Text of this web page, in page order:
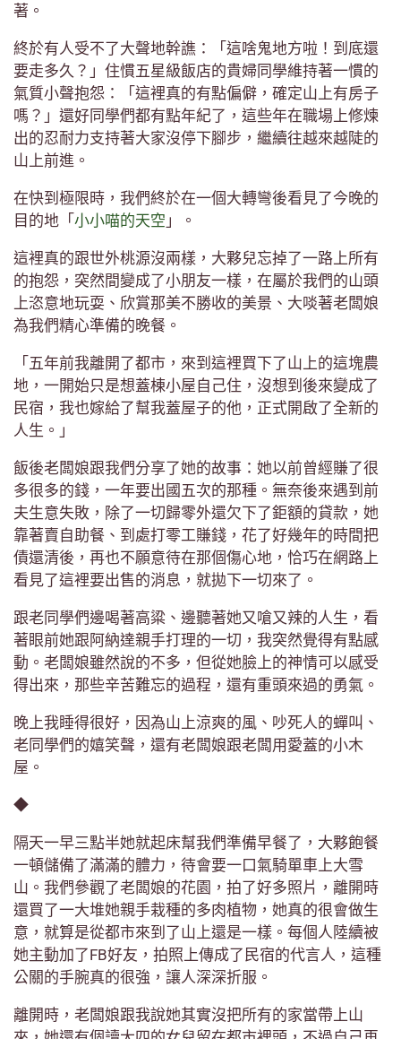
著。
終於有人受不了大聲地幹譙：「這啥鬼地方啦！到底還
要走多久？」住慣五星級飯店的貴婦同學維持著一慣的
氣質小聲抱怨：「這裡真的有點偏僻，確定山上有房子
嗎？」還好同學們都有點年紀了，這些年在職場上修煉
出的忍耐力支持著大家沒停下腳步，繼續往越來越陡的
山上前進。
在快到極限時，我們終於在一個大轉彎後看見了今晚的
目的地「小小喵的天空 」 。
這裡真的跟世外桃源沒兩樣，大夥兒忘掉了一路上所有
的抱怨，突然間變成了小朋友一樣，在屬於我們的山頭
上恣意地玩耍、欣賞那美不勝收的美景、大啖著老闆娘
為我們精心準備的晚餐。
「五年前我離開了都市，來到這裡買下了山上的這塊農
地，一開始只是想蓋棟小屋自己住，沒想到後來變成了
民宿，我也嫁給了幫我蓋屋子的他，正式開啟了全新的
人生。」
飯後老闆娘跟我們分享了她的故事：她以前曾經賺了很
多很多的錢，一年要出國五次的那種。無奈後來遇到前
夫生意失敗，除了一切歸零外還欠下了鉅額的貸款，她
靠著賣自助餐、到處打零工賺錢，花了好幾年的時間把
債還清後，再也不願意待在那個傷心地，恰巧在網路上
看見了這裡要出售的消息，就拋下一切來了。
跟老同學們邊喝著高粱、邊聽著她又嗆又辣的人生，看
著眼前她跟阿納達親手打理的一切，我突然覺得有點感
動。老闆娘雖然說的不多，但從她臉上的神情可以感受
得出來，那些辛苦難忘的過程，還有重頭來過的勇氣。
晚上我睡得很好，因為山上涼爽的風、吵死人的蟬叫、
老同學們的嬉笑聲，還有老闆娘跟老闆用愛蓋的小木
屋。
◆
隔天一早三點半她就起床幫我們準備早餐了，大夥飽餐
一頓儲備了滿滿的體力，待會要一口氣騎單車上大雪
山。我們參觀了老闆娘的花園，拍了好多照片，離開時
還買了一大堆她親手栽種的多肉植物，她真的很會做生
意，就算是從都市來到了山上還是一樣。每個人陸續被
她主動加了FB好友，拍照上傳成了民宿的代言人，這種
公關的手腕真的很強，讓人深深折服。
離開時，老闆娘跟我說她其實沒把所有的家當帶上山